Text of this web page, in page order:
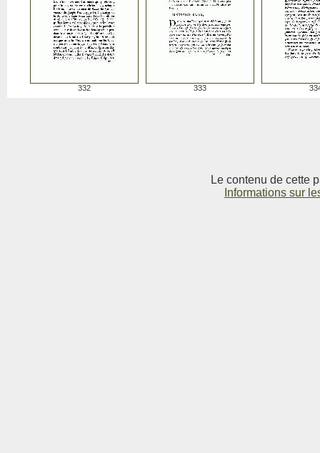
332 333
Le contenu de cette
Informations sur